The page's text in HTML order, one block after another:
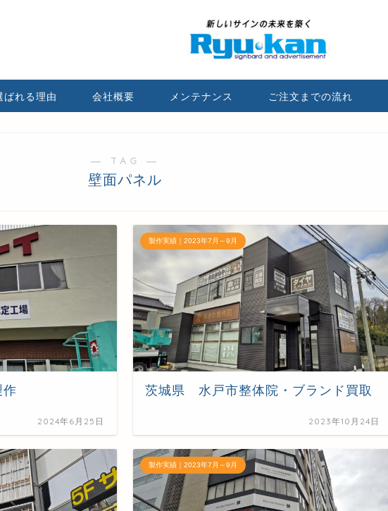
ばれる理由 会社概要 メンテナンス ご注文までの流れ
― TAG ―
壁面パネル
2024年6月25日
製作実績｜2023年7月～9月
茨城県 水戸市整体院・ブランド買取
2023年10月24日
製作実績｜2023年7月～9月